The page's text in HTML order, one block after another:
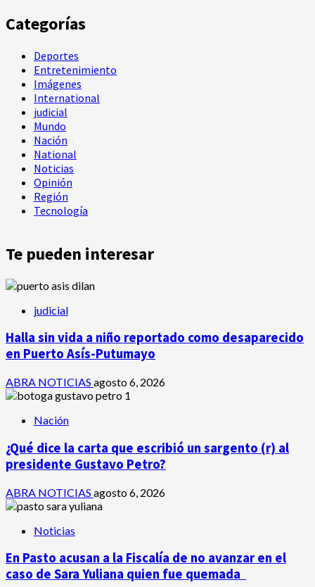
Categorías
Deportes
Entretenimiento
Imágenes
International
judicial
Mundo
Nación
National
Noticias
Opinión
Región
Tecnología
Te pueden interesar
judicial
Halla sin vida a niño reportado como desaparecido
en Puerto Asís-Putumayo
ABRA NOTICIAS agosto 6, 2026
Nación
¿Qué dice la carta que escribió un sargento (r) al
presidente Gustavo Petro?
ABRA NOTICIAS agosto 6, 2026
Noticias
En Pasto acusan a la Fiscalía de no avanzar en el
caso de Sara Yuliana quien fue quemada